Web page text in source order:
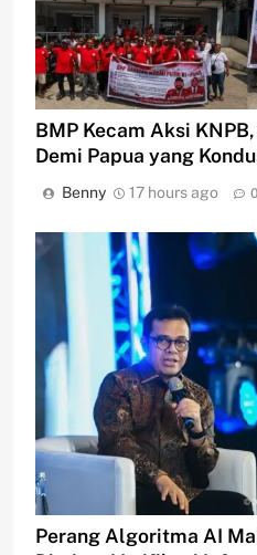
BMP Kecam Aksi
Demi Papua yang
Benny 17 hours ago 0
Perang Algoritma AI